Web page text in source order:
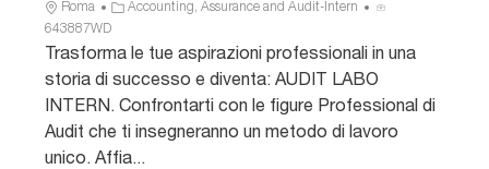
U
b
i
z
i
o
Roma
C
a
t
o
r
i
Accounting, Assurance and Audit-Intern
a
n
u
n
643887WD
Trasforma le tue aspirazioni professionali in una
storia di successo e diventa: AUDIT LABO
INTERN. Confrontarti con le figure Professional di
Audit che ti insegneranno un metodo di lavoro
unico. Affia...